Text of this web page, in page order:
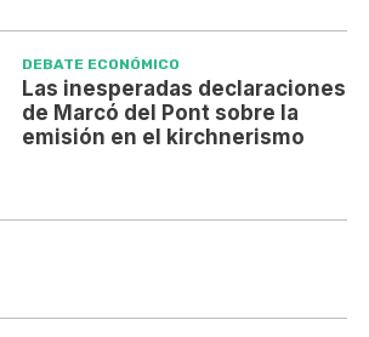
DEBATE ECONÓMICO
Las inesperadas declaraciones
de Marcó del Pont sobre la
emisión en el kirchnerismo